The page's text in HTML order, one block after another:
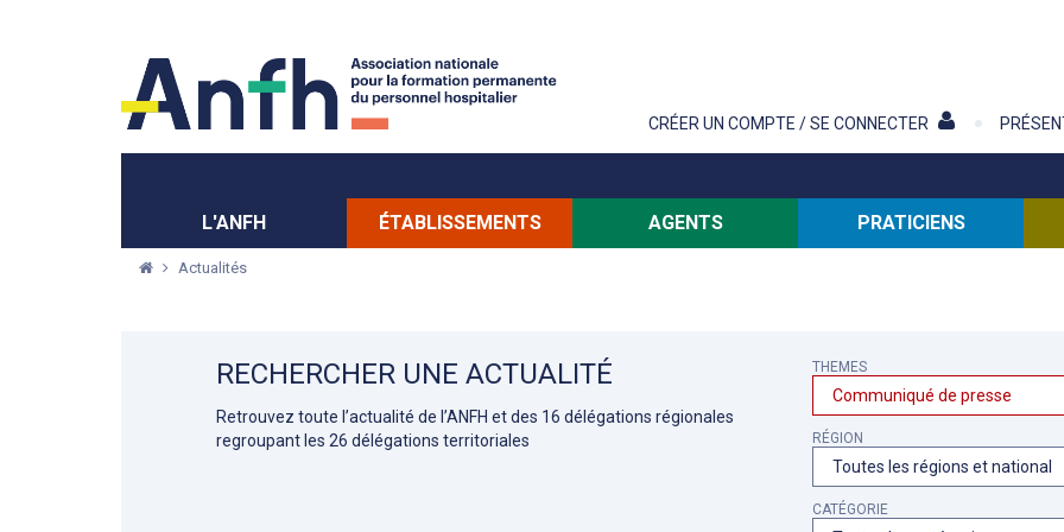
CRÉER UN COMPTE / SE CONNECTER
L'ANFH ÉTABLISSEMENTS AGENTS PRATICIENS
Actualités
RECHERCHER UNE ACTUALITÉ
Retrouvez toute l’actualité de l’ANFH et des 16 délégations régionales
regroupant les 26 délégations territoriales
THEMES
RÉGION
CATÉGORIE